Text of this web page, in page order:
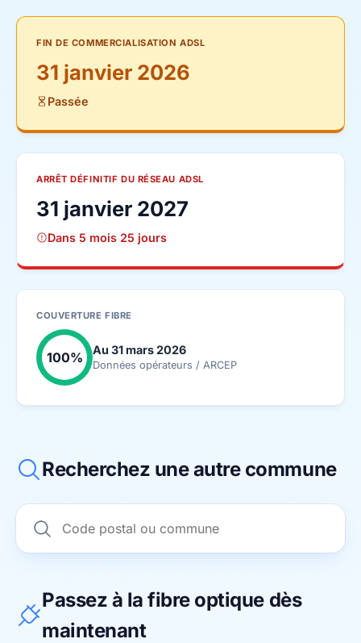
FIN DE COMMERCIALISATION ADSL
31 janvier 2026
Passée
ARRÊT DÉFINITIF DU RÉSEAU ADSL
31 janvier 2027
Dans 5 mois 25 jours
COUVERTURE FIBRE
100% Au 31 mars 2026
Données opérateurs / ARCEP
Recherchez une autre commune
Passez à la fibre optique dès
maintenant